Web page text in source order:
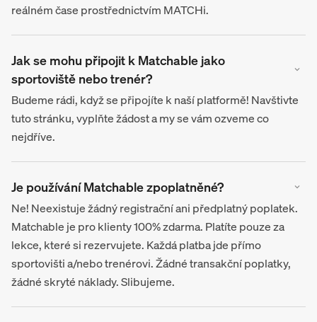
reálném čase prostřednictvím MATCHi.
Jak se mohu připojit k Matchable jako
sportoviště nebo trenér?
Budeme rádi, když se připojíte k naší platformě! Navštivte
tuto stránku, vyplňte žádost a my se vám ozveme co
nejdříve.
Je používání Matchable zpoplatněné?
Ne! Neexistuje žádný registrační ani předplatný poplatek.
Matchable je pro klienty 100% zdarma. Platíte pouze za
lekce, které si rezervujete. Každá platba jde přímo
sportovišti a/nebo trenérovi. Žádné transakční poplatky,
žádné skryté náklady. Slibujeme.